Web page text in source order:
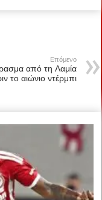
Επόμενο
από τη Λαμία
το αιώνιο ντέρμπι